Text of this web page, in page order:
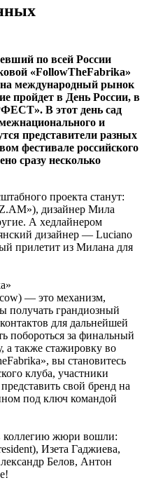
пo всeй Рoссии
«FollowTheFabrika»
международный рынок
пройдет в День России, в
В этот день сад
и
представители разных
фестивале российского
сразу несколько
проекта станут:
дизайнер Мила
А хедлайнером
дизайнер — Luciano
прилетит из Милана для
— это механизм,
получать грандиозный
для дальнейшей
побороться за финальный
а также стажировку во
вы становитесь
клуба, участники
свой бренд на
под ключ командой
коллегию жюри вошли:
Изета Гаджиева,
Белов, Антон